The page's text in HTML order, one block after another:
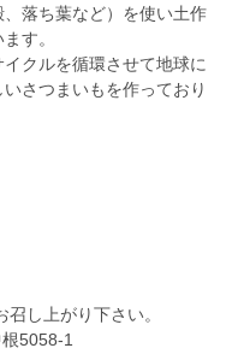
、落ち葉など）を使い土作
す。
クルを循環させて地球に
さつまいもを作っており
し上がり下さい。
5058-1